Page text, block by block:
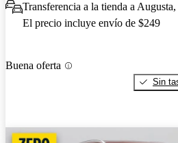
Transferencia a la tienda a
El precio incluye envío de $249
Buena oferta
Sin